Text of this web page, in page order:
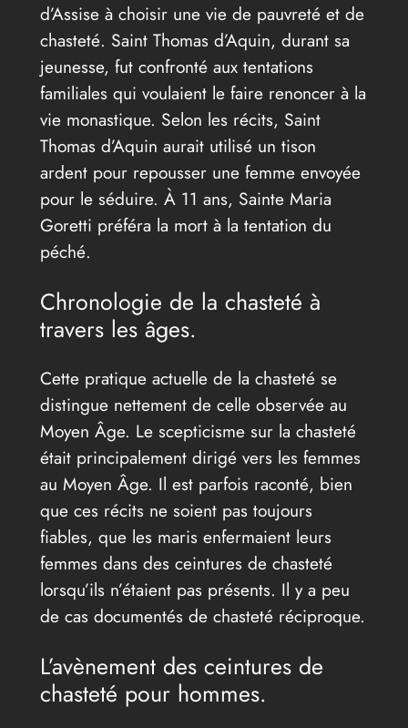
d’Assise à choisir une vie de pauvreté et de
chasteté. Saint Thomas d’Aquin, durant sa
jeunesse, fut confronté aux tentations
familiales qui voulaient le faire renoncer à la
vie monastique. Selon les récits, Saint
Thomas d’Aquin aurait utilisé un tison
ardent pour repousser une femme envoyée
pour le séduire. À 11 ans, Sainte Maria
Goretti préféra la mort à la tentation du
péché.
Chronologie de la chasteté à
travers les âges.
Cette pratique actuelle de la chasteté se
distingue nettement de celle observée au
Moyen Âge. Le scepticisme sur la chasteté
était principalement dirigé vers les femmes
au Moyen Âge. Il est parfois raconté, bien
que ces récits ne soient pas toujours
fiables, que les maris enfermaient leurs
femmes dans des ceintures de chasteté
lorsqu’ils n’étaient pas présents. Il y a peu
de cas documentés de chasteté réciproque.
L’avènement des ceintures de
chasteté pour hommes.